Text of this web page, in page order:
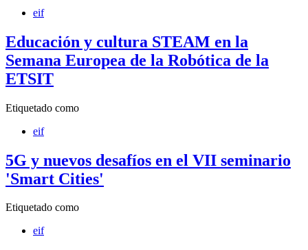
eif
Educación y cultura STEAM en la
Semana Europea de la Robótica de la
ETSIT
Etiquetado como
eif
5G y nuevos desafíos en el VII seminario
'Smart Cities'
Etiquetado como
eif